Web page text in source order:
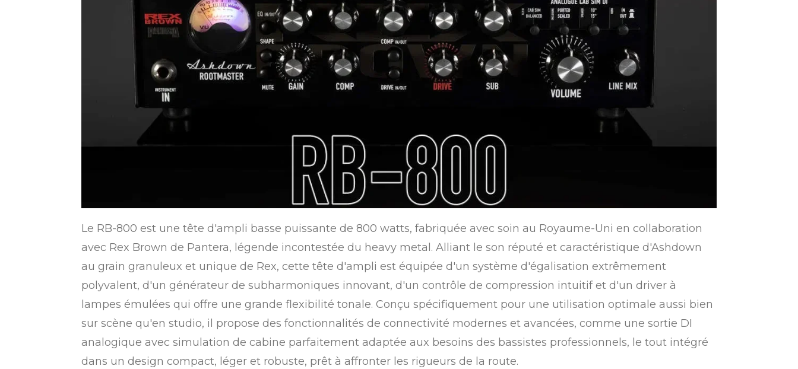
Le RB-800 est une tête d'ampli basse puissante de 800 watts, fabriquée avec soin au Royaume-Uni en collaboration
avec Rex Brown de Pantera, légende incontestée du heavy metal. Alliant le son réputé et caractéristique d'Ashdown
au grain granuleux et unique de Rex, cette tête d'ampli est équipée d'un système d'égalisation extrêmement
polyvalent, d'un générateur de subharmoniques innovant, d'un contrôle de compression intuitif et d'un driver à
lampes émulées qui offre une grande flexibilité tonale. Conçu spécifiquement pour une utilisation optimale aussi bien
sur scène qu'en studio, il propose des fonctionnalités de connectivité modernes et avancées, comme une sortie DI
analogique avec simulation de cabine parfaitement adaptée aux besoins des bassistes professionnels, le tout intégré
dans un design compact, léger et robuste, prêt à affronter les rigueurs de la route.